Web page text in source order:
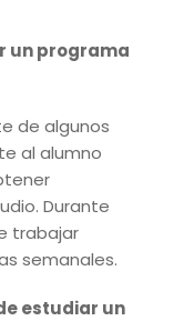
un programa
de algunos
al alumno
Durante
trabajar
semanales.
estudiar un